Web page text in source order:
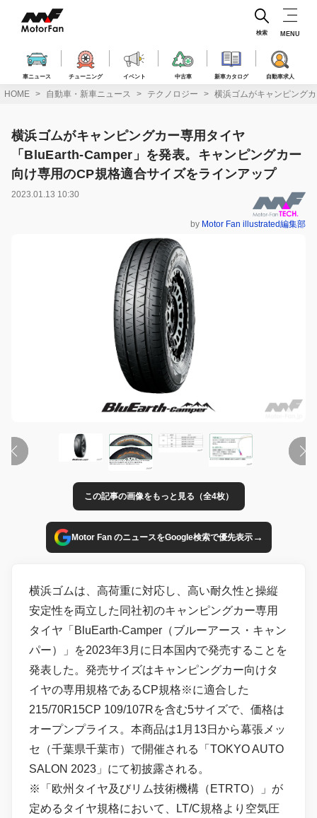
ス
車ニュース チューニング イベント 中古車 新車カタログ 自動車求人
検索 MENU
HOME 自動車・新車ニュース テクノロジー 横浜ゴムがキャンピング
横浜ゴムがキャンピングカー専用タイヤ
「BluEarth-Camper」を発表。キャンピングカー
向け専用のCP規格適合サイズをラインアップ
2023.01.13 10:30
by Motor Fan illustrated編集部
この記事の画像をもっと見る（全4枚）
Motor Fan のニュースをGoogle検索で優先表示→
横浜ゴムは、高荷重に対応し、高い耐久性と操縦
安定性を両立した同社初のキャンピングカー専用
タイヤ「BluEarth-Camper（ブルーアース・キャン
パー）」を2023年3月に日本国内で発売することを
発表した。発売サイズはキャンピングカー向けタ
イヤの専用規格であるCP規格※に適合した
215/70R15CP 109/107Rを含む5サイズで、価格は
オープンプライス。本商品は1月13日から幕張メッ
セ（千葉県千葉市）で開催される「TOKYO AUTO
SALON 2023」にて初披露される。
※「欧州タイヤ及びリム技術機構（ETRTO）」が
定めるタイヤ規格において、LT/C規格より空気圧